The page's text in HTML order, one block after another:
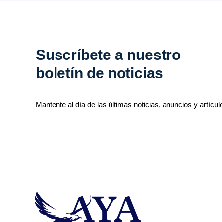
Suscríbete a nuestro
boletín de noticias
Mantente al día de las últimas noticias, anuncios y